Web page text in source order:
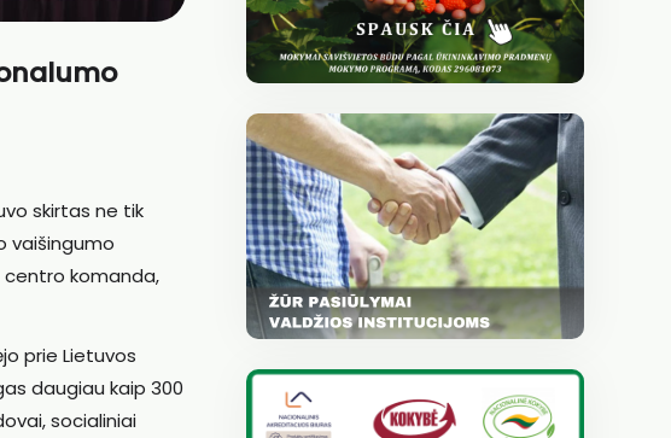
skirtas ne tik
vaišingumo
centro komanda,
prie Lietuvos
daugiau kaip 300
socialiniai